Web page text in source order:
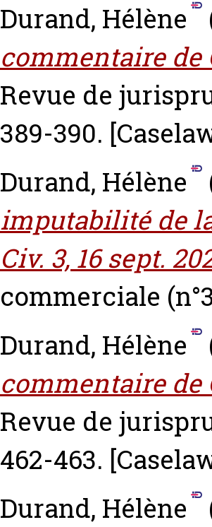
Durand, Hélène
commentaire de
Revue de
389-390.
Durand, Hélène
imputabilité de
Civ. 3, 16 sept.
commerciale
Durand, Hélène
commentaire de
Revue de
462-463.
Durand, Hélène